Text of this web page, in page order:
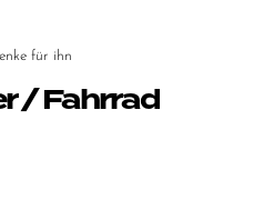
für ihn
/ Fahrrad